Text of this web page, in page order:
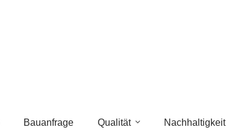
Bauanfrage Qualität Nachhaltigkeit